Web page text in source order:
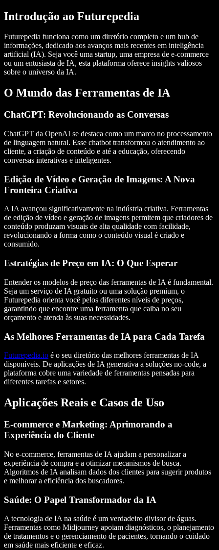
Introdução ao Futurepedia
Futurepedia funciona como um diretório completo e um hub de
informações, dedicado aos avanços mais recentes em inteligência
artificial (IA). Seja você uma startup, uma empresa de e-commerce
ou um entusiasta de IA, esta plataforma oferece insights valiosos
sobre o universo da IA.
O Mundo das Ferramentas de IA
ChatGPT: Revolucionando as Conversas
ChatGPT da OpenAI se destaca como um marco no processamento
de linguagem natural. Esse chatbot transformou o atendimento ao
cliente, a criação de conteúdo e até a educação, oferecendo
conversas interativas e inteligentes.
Edição de Vídeo e Geração de Imagens: A Nova
Fronteira Criativa
A IA avançou significativamente na indústria criativa. Ferramentas
de edição de vídeo e geração de imagens permitem que criadores de
conteúdo produzam visuais de alta qualidade com facilidade,
revolucionando a forma como o conteúdo visual é criado e
consumido.
Estratégias de Preço em IA: O Que Esperar
Entender os modelos de preço das ferramentas de IA é fundamental.
Seja um serviço de IA gratuito ou uma solução premium, o
Futurepedia orienta você pelos diferentes níveis de preços,
garantindo que encontre uma ferramenta que caiba no seu
orçamento e atenda às suas necessidades.
As Melhores Ferramentas de IA para Cada Tarefa
Futurepedia.io é o seu diretório das melhores ferramentas de IA
disponíveis. De aplicações de IA generativa a soluções no-code, a
plataforma cobre uma variedade de ferramentas pensadas para
diferentes tarefas e setores.
Aplicações Reais e Casos de Uso
E-commerce e Marketing: Aprimorando a
Experiência do Cliente
No e-commerce, ferramentas de IA ajudam a personalizar a
experiência de compra e a otimizar mecanismos de busca.
Algoritmos de IA analisam dados dos clientes para sugerir produtos
e melhorar a eficiência dos buscadores.
Saúde: O Papel Transformador da IA
A tecnologia de IA na saúde é um verdadeiro divisor de águas.
Ferramentas como Midjourney apoiam diagnósticos, o planejamento
de tratamentos e o gerenciamento de pacientes, tornando o cuidado
em saúde mais eficiente e eficaz.